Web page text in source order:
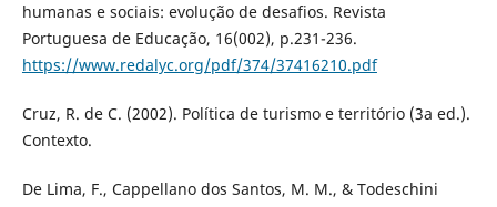
humanas e sociais: evolução de desafios. Revista
Portuguesa de Educação, 16(002), p.231-236.
https://www.redalyc.org/pdf/374/37416210.pdf
Cruz, R. de C. (2002). Política de turismo e território (3a ed.).
Contexto.
De Lima, F., Cappellano dos Santos, M. M., & Todeschini